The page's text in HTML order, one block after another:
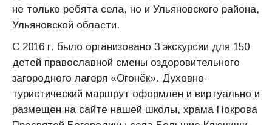
не только ребята села, но и Ульяновского района,
Ульяновской области.
С 2016 г. было организовано 3 экскурсии для 150
детей православной смены оздоровительного
загородного лагеря «Огонёк». Духовно-
туристический маршрут оформлен и виртуально и
размещен на сайте нашей школы, храма Покрова